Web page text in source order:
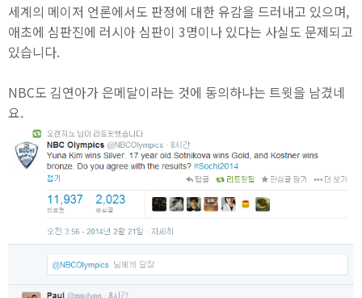
세계의 메이저 언론에서도 판정에 대한 유감을 드러내고 있으며,
애초에 심판진에 러시아 심판이 3명이나 있다는 사실도 문제되고
있습니다.
NBC도 김연아가 은메달이라는 것에 동의하냐는 트윗을 남겼네
요.